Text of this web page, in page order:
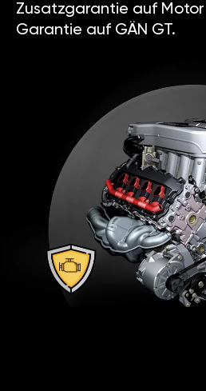
Zusatzgarantie auf
Garantie auf GÄN GT.